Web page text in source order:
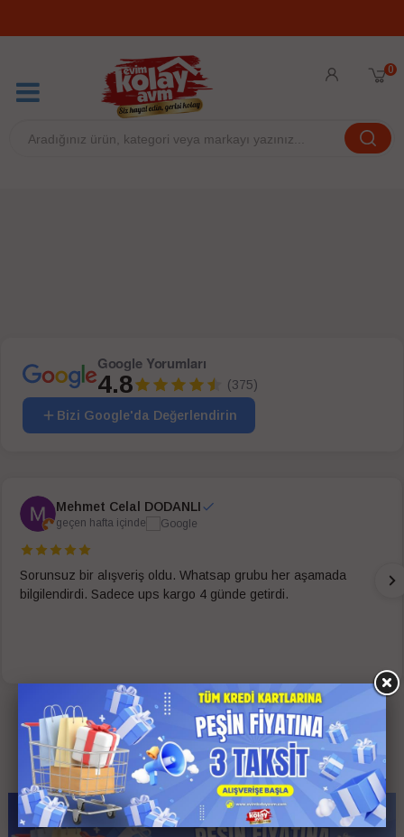
0
Google Yorumları
4.8 (375)
Bizi Google'da Değerlendirin
Mehmet Celal DODANLI
geçen hafta içinde
Sorunsuz bir alışveriş oldu. Whatsap grubu her aşamada
bilgilendirdi. Sadece ups kargo 4 günde getirdi.